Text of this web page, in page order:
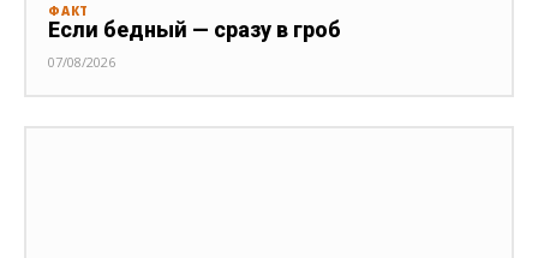
ФАКТ
Если бедный — сразу в гроб
07/08/2026